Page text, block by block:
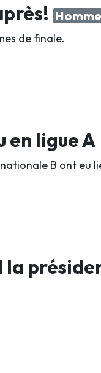
de finale.
en ligue A
B ont eu